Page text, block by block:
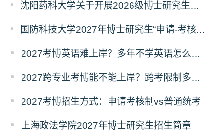
沈阳药科大学关于开展2026级博士研究生录取后信息采集及档案调取等相关工作的通知
国防科技大学2027年博士研究生“申请-考核”制招生专业基础笔试考试大纲
2027考博英语难上岸？多年不学英语怎么备考？
2027跨专业考博能不能上岸？跨考限制多不多？
2027考博招生方式：申请考核制vs普通统考
上海政法学院2027年博士研究生招生简章